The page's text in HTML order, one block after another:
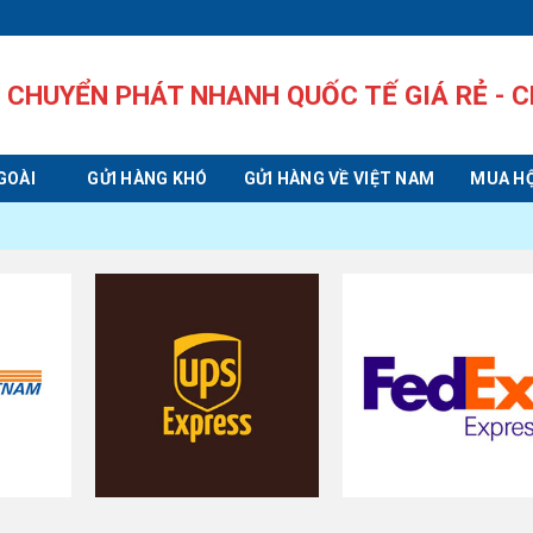
CHUYỂN PHÁT NHANH QUỐC TẾ GIÁ RẺ -
GỬI HÀNG KHÓ GỬI HÀNG VỀ VIỆT NAM MUA